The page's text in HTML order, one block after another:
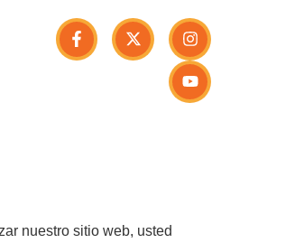
nuestro sitio web, usted